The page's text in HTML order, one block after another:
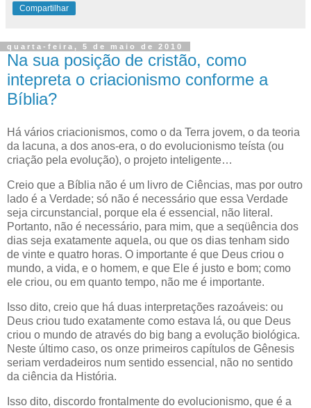
Compartilhar
quarta-feira, 5 de maio de 2010
Na sua posição de cristão, como
intepreta o criacionismo conforme a
Bíblia?
Há vários criacionismos, como o da Terra jovem, o da teoria
da lacuna, a dos anos-era, o do evolucionismo teísta (ou
criação pela evolução), o projeto inteligente…
Creio que a Bíblia não é um livro de Ciências, mas por outro
lado é a Verdade; só não é necessário que essa Verdade
seja circunstancial, porque ela é essencial, não literal.
Portanto, não é necessário, para mim, que a seqüência dos
dias seja exatamente aquela, ou que os dias tenham sido
de vinte e quatro horas. O importante é que Deus criou o
mundo, a vida, e o homem, e que Ele é justo e bom; como
ele criou, ou em quanto tempo, não me é importante.
Isso dito, creio que há duas interpretações razoáveis: ou
Deus criou tudo exatamente como estava lá, ou que Deus
criou o mundo de através do big bang a evolução biológica.
Neste último caso, os onze primeiros capítulos de Gênesis
seriam verdadeiros num sentido essencial, não no sentido
da ciência da História.
Isso dito, discordo frontalmente do evolucionismo, que é a